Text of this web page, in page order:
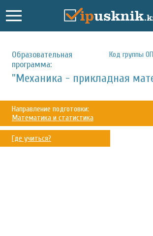
Образовательная
программа:
Код группы
"Механика - прикладная
Направление подготовки:
Математика и статистика
Где учиться?